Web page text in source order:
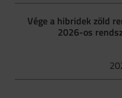
Vége a hibridek zöld
2026-os